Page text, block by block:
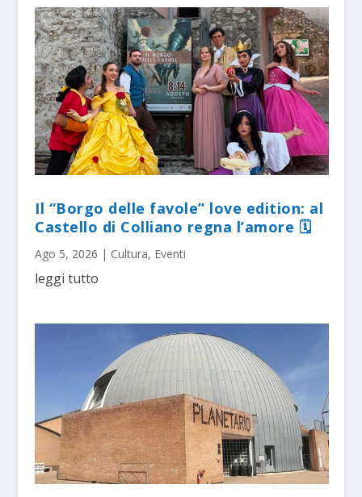
Il “Borgo delle favole” love edition: al
Castello di Colliano regna l’amore 🗓
Ago 5, 2026 | Cultura, Eventi
leggi tutto